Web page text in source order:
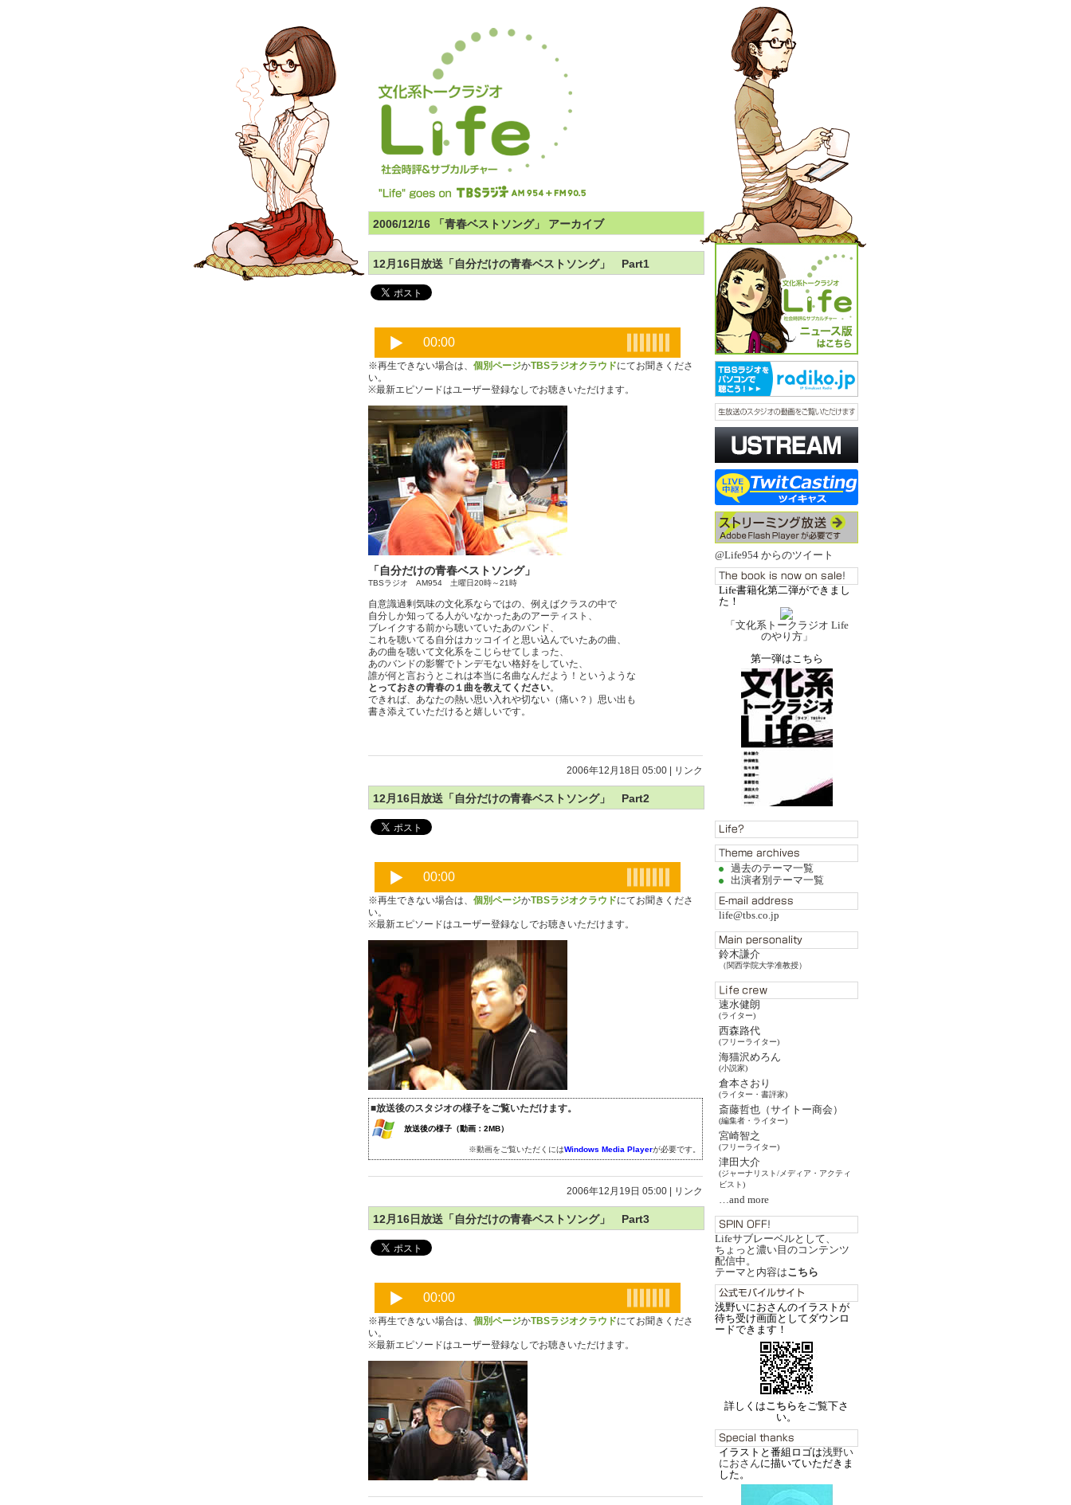
@Life954 からのツイート
Life書籍化第二弾ができまし
た！
「文化系トークラジオ Life
のやり方」
第一弾はこちら
過去のテーマ一覧
出演者別テーマ一覧
life@tbs.co.jp
鈴木謙介
（関西学院大学准教授）
速水健朗
(ライター)
西森路代
(フリーライター)
海猫沢めろん
(小説家)
倉本さおり
(ライター・書評家)
斎藤哲也（サイトー商会）
(編集者・ライター)
宮崎智之
(フリーライター)
津田大介
(ジャーナリスト/メディア・アクティ
ビスト)
…and more
Lifeサブレーベルとして、
ちょっと濃い目のコンテンツ
配信中。
テーマと内容はこちら
浅野いにおさんのイラストが
待ち受け画面としてダウンロ
ードできます！
詳しくはこちらをご覧下さ
い。
イラストと番組ロゴは浅野い
におさんに描いていただきま
した。
2006/12/16 「青春ベストソング」 アーカイブ
12月16日放送「自分だけの青春ベストソング」 Part1
※再生できない場合は、 個別ページかTBSラジオクラウドにてお聞きくださ
い。
※最新エピソードはユーザー登録なしでお聴きいただけます。
「自分だけの青春ベストソング」
TBSラジオ AM954 土曜日20時～21時
自意識過剰気味の文化系ならではの、例えばクラスの中で
自分しか知ってる人がいなかったあのアーティスト、
ブレイクする前から聴いていたあのバンド、
これを聴いてる自分はカッコイイと思い込んでいたあの曲、
あの曲を聴いて文化系をこじらせてしまった、
あのバンドの影響でトンデモない格好をしていた、
誰が何と言おうとこれは本当に名曲なんだよう！というような
とっておきの青春の１曲を教えてください。
できれば、あなたの熱い思い入れや切ない（痛い？）思い出も
書き添えていただけると嬉しいです。
2006年12月18日 05:00 リンク
12月16日放送「自分だけの青春ベストソング」 Part2
※再生できない場合は、 個別ページかTBSラジオクラウドにてお聞きくださ
い。
※最新エピソードはユーザー登録なしでお聴きいただけます。
■放送後のスタジオの様子をご覧いただけます。
放送後の様子（動画：2MB）
※動画をご覧いただくにはWindows Media Playerが必要です。
2006年12月19日 05:00 リンク
12月16日放送「自分だけの青春ベストソング」 Part3
※再生できない場合は、 個別ページかTBSラジオクラウドにてお聞きくださ
い。
※最新エピソードはユーザー登録なしでお聴きいただけます。